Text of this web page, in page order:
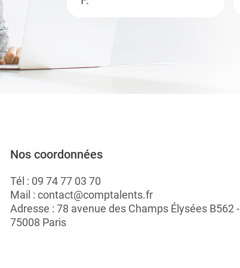
Nos coordonnées
Tél : 09 74 77 03 70
Mail : contact@comptalents.fr
Adresse : 78 avenue des Champs Élysées B562 -
75008 Paris